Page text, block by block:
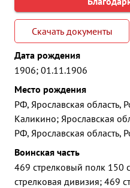
Скачать документы
Дата рождения
1906; 01.11.1906
Место рождения
РФ, Ярославская область,
Каликино; Ярославская
РФ, Ярославская область,
Воинская часть
469 стрелковый полк 150
стрелковая дивизия; 469